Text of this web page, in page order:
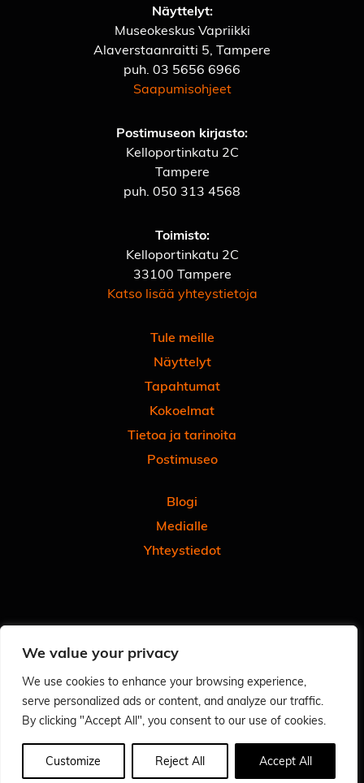
We value your privacy
We use cookies to enhance your browsing experience,
serve personalized ads or content, and analyze our traffic.
By clicking "Accept All", you consent to our use of cookies.
Customize Reject All Accept All
Näyttelyt:
Museokeskus Vapriikki
Alaverstaanraitti 5, Tampere
puh. 03 5656 6966
Saapumisohjeet
Postimuseon kirjasto:
Kelloportinkatu 2C
Tampere
puh. 050 313 4568
Toimisto:
Kelloportinkatu 2C
33100 Tampere
Katso lisää yhteystietoja
Tule meille
Näyttelyt
Tapahtumat
Kokoelmat
Tietoa ja tarinoita
Postimuseo
Blogi
Medialle
Yhteystiedot
Tilaa uutiskirjeemme
Anna meille palautetta
Arvioi käyntisi Googlessa - autat meitä ja muita
Tietosuoja
Saavutettavuusseloste